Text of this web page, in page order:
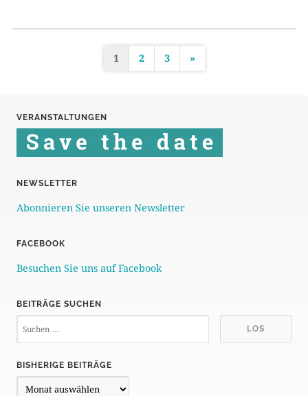
i
t
e
n
e
1 2 3 »
VERANSTALTUNGEN
NEWSLETTER
Abonnieren Sie unseren Newsletter
FACEBOOK
Besuchen Sie uns auf Facebook
BEITRÄGE SUCHEN
BISHERIGE BEITRÄGE